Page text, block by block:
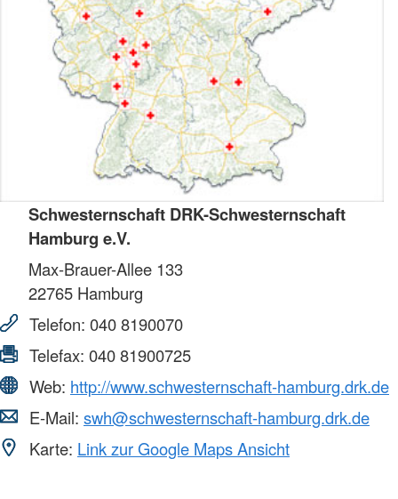
Schwesternschaft DRK-Schwesternschaft
Hamburg e.V.
Max-Brauer-Allee 133
22765 Hamburg
Telefon: 040 8190070
Telefax: 040 81900725
Web: http://www.schwesternschaft-hamburg.drk.de
E-Mail: swh@schwesternschaft-hamburg.drk.de
Karte: Link zur Google Maps Ansicht